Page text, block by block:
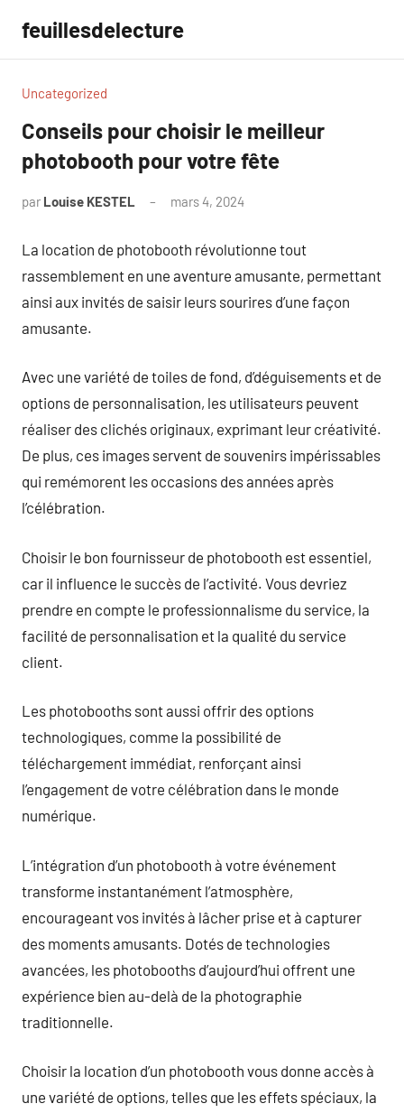
contenu
feuillesdelecture
Uncategorized
Conseils pour choisir le meilleur
photobooth pour votre fête
par Louise KESTEL mars 4, 2024
La location de photobooth révolutionne tout
rassemblement en une aventure amusante, permettant
ainsi aux invités de saisir leurs sourires d’une façon
amusante.
Avec une variété de toiles de fond, d’déguisements et de
options de personnalisation, les utilisateurs peuvent
réaliser des clichés originaux, exprimant leur créativité.
De plus, ces images servent de souvenirs impérissables
qui remémorent les occasions des années après
l’célébration.
Choisir le bon fournisseur de photobooth est essentiel,
car il influence le succès de l’activité. Vous devriez
prendre en compte le professionnalisme du service, la
facilité de personnalisation et la qualité du service
client.
Les photobooths sont aussi offrir des options
technologiques, comme la possibilité de
téléchargement immédiat, renforçant ainsi
l’engagement de votre célébration dans le monde
numérique.
L’intégration d’un photobooth à votre événement
transforme instantanément l’atmosphère,
encourageant vos invités à lâcher prise et à capturer
des moments amusants. Dotés de technologies
avancées, les photobooths d’aujourd’hui offrent une
expérience bien au-delà de la photographie
traditionnelle.
Choisir la location d’un photobooth vous donne accès à
une variété de options, telles que les effets spéciaux, la